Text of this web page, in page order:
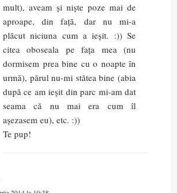
mult), aveam și niște poze mai de
aproape, din față, dar nu mi-a
plăcut niciuna cum a ieșit. :)) Se
citea oboseala pe fața mea (nu
dormisem prea bine cu o noapte în
urmă), părul nu-mi stătea bine (abia
după ce am ieșit din parc mi-am dat
seama că nu mai era cum îl
așezasem eu), etc. :))
Te pup!